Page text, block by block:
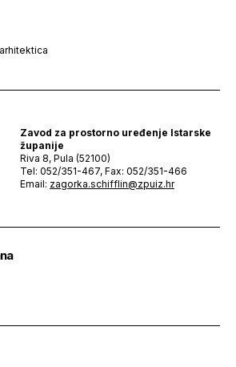
Zavod za prostorno uređenje Istarske
županije
Riva 8, Pula (52100)
Tel: 052/351-467, Fax: 052/351-466
Email: zagorka.schifflin@zpuiz.hr